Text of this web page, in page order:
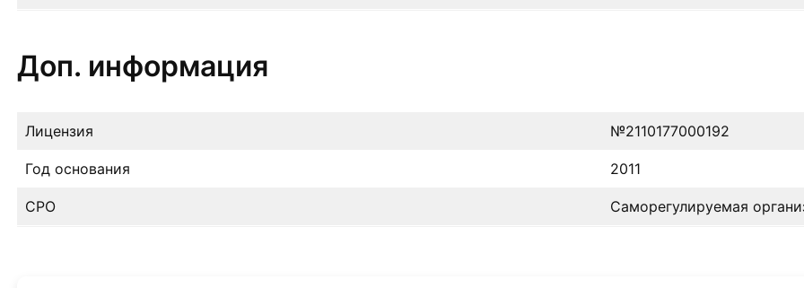
Доп. информация
Лицензия №2110177000192
Год основания 2011
СРО Саморегулируемая